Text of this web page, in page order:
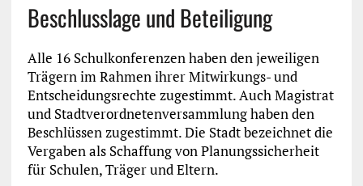
Beschlusslage und Beteiligung
Alle 16 Schulkonferenzen haben den jeweiligen
Trägern im Rahmen ihrer Mitwirkungs- und
Entscheidungsrechte zugestimmt. Auch Magistrat
und Stadtverordnetenversammlung haben den
Beschlüssen zugestimmt. Die Stadt bezeichnet die
Vergaben als Schaffung von Planungssicherheit
für Schulen, Träger und Eltern.